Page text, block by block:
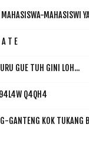
MAHASISWA-MAHASISWI
A T E
GUE TUH GINI LOH...
Q4QH4
GANTENG KOK TUKANG